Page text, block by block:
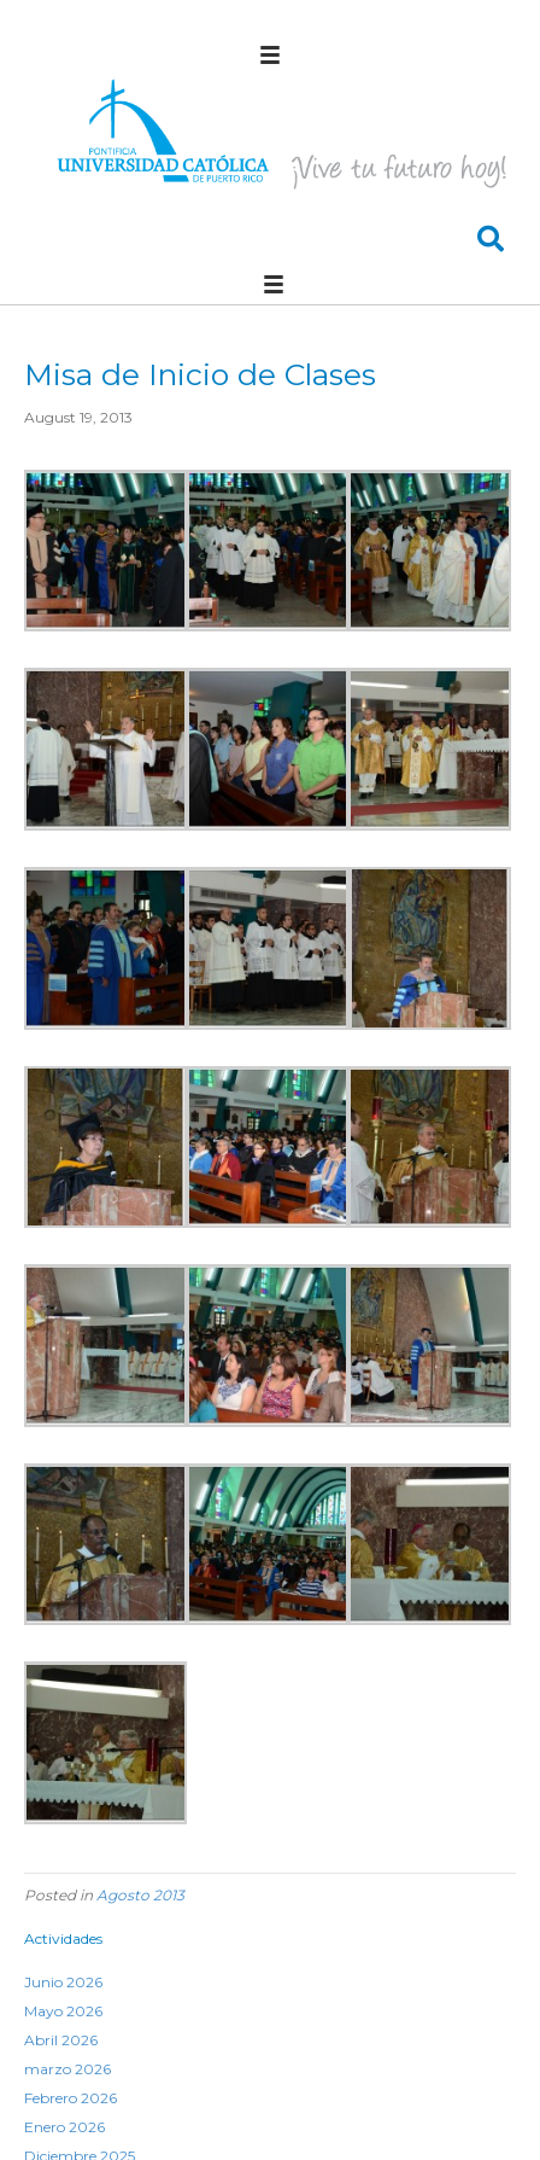
Misa de Inicio de Clases
August 19, 2013
Posted in Agosto 2013
Actividades
Junio 2026
Mayo 2026
Abril 2026
marzo 2026
Febrero 2026
Enero 2026
Diciembre 2025